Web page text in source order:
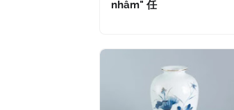
nhâm" 任